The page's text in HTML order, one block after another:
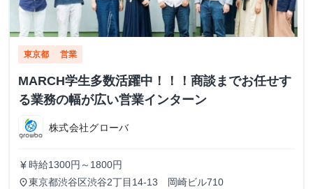
東京都 営業
MARCH学生多数活躍中！！！商談までお任せす
る業務の幅が広い営業インターン
株式会社グローバ
currency_yen 時給1300円～1800円
place東京都渋谷区渋谷2丁目14-13 岡崎ビル710